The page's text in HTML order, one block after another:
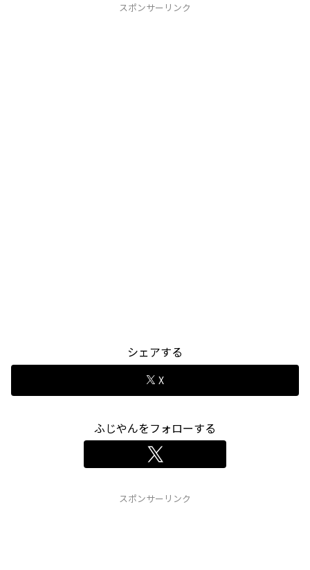
スポンサーリンク
シェアする
X
ふじやんをフォローする
スポンサーリンク